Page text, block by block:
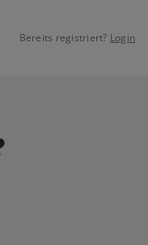
Bereits registriert? Login